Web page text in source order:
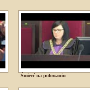
Śmierć na polowaniu